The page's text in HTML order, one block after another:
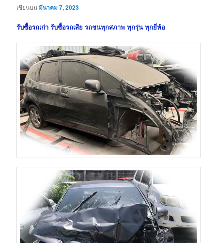
เขียนบนมีนาคม 7, 2023
รับซื้อรถเก่า รับซื้อรถเสีย รถชนทุกสภาพ ทุกรุ่น ทุกยี่ห้อ